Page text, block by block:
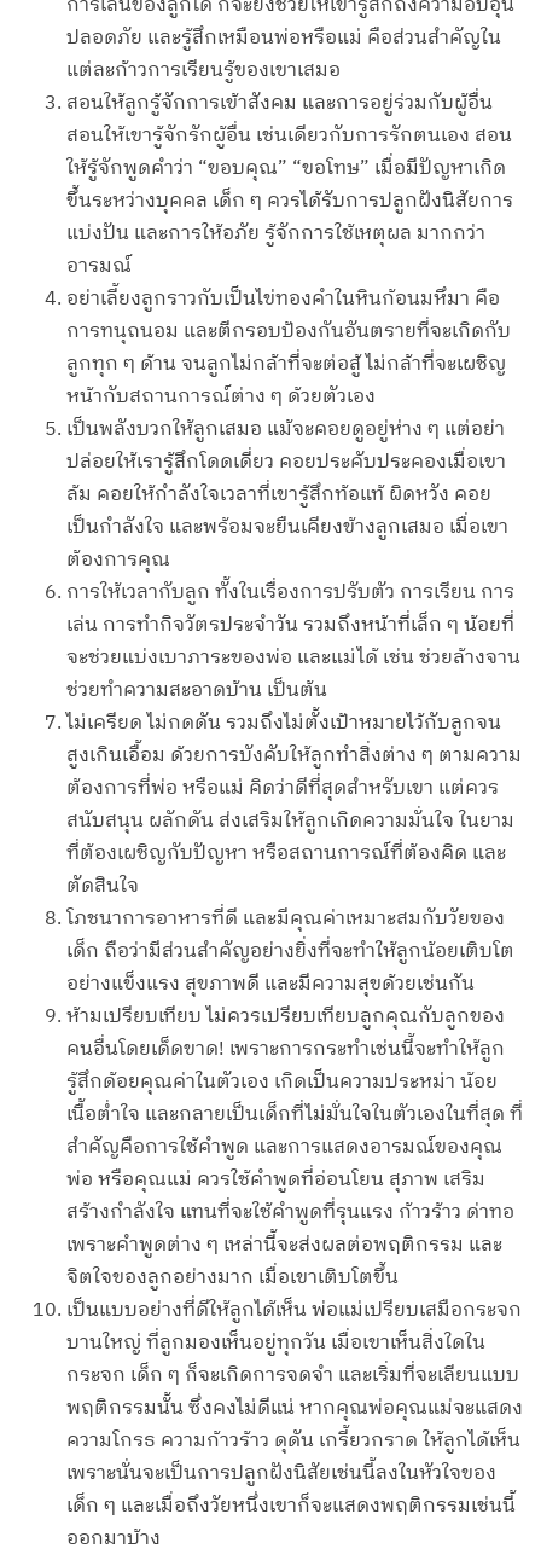
ปลอดภัย และรู้สึกเหมือนพ่อหรือแม่ คือส่วนสำคัญใน
แต่ละก้าวการเรียนรู้ของเขาเสมอ
สอนให้ลูกรู้จักการเข้าสังคม และการอยู่ร่วมกับผู้อื่น
สอนให้เขารู้จักรักผู้อื่น เช่นเดียวกับการรักตนเอง สอน
ให้รู้จักพูดคำว่า “ขอบคุณ” “ขอโทษ” เมื่อมีปัญหาเกิด
ขึ้นระหว่างบุคคล เด็ก ๆ ควรได้รับการปลูกฝังนิสัยการ
แบ่งปัน และการให้อภัย รู้จักการใช้เหตุผล มากกว่า
อารมณ์
อย่าเลี้ยงลูกราวกับเป็นไข่ทองคำในหินก้อนมหึมา คือ
การทนุถนอม และตีกรอบป้องกันอันตรายที่จะเกิดกับ
ลูกทุก ๆ ด้าน จนลูกไม่กล้าที่จะต่อสู้ ไม่กล้าที่จะเผชิญ
หน้ากับสถานการณ์ต่าง ๆ ด้วยตัวเอง
เป็นพลังบวกให้ลูกเสมอ แม้จะคอยดูอยู่ห่าง ๆ แต่อย่า
ปล่อยให้เรารู้สึกโดดเดี่ยว คอยประคับประคองเมื่อเขา
ล้ม คอยให้กำลังใจเวลาที่เขารู้สึกท้อแท้ ผิดหวัง คอย
เป็นกำลังใจ และพร้อมจะยืนเคียงข้างลูกเสมอ เมื่อเขา
ต้องการคุณ
การให้เวลากับลูก ทั้งในเรื่องการปรับตัว การเรียน การ
เล่น การทำกิจวัตรประจำวัน รวมถึงหน้าที่เล็ก ๆ น้อยที่
จะช่วยแบ่งเบาภาระของพ่อ และแม่ได้ เช่น ช่วยล้างจาน
ช่วยทำความสะอาดบ้าน เป็นต้น
ไม่เครียด ไม่กดดัน รวมถึงไม่ตั้งเป้าหมายไว้กับลูกจน
สูงเกินเอื้อม ด้วยการบังคับให้ลูกทำสิ่งต่าง ๆ ตามความ
ต้องการที่พ่อ หรือแม่ คิดว่าดีที่สุดสำหรับเขา แต่ควร
สนับสนุน ผลักดัน ส่งเสริมให้ลูกเกิดความมั่นใจ ในยาม
ที่ต้องเผชิญกับปัญหา หรือสถานการณ์ที่ต้องคิด และ
ตัดสินใจ
โภชนาการอาหารที่ดี และมีคุณค่าเหมาะสมกับวัยของ
เด็ก ถือว่ามีส่วนสำคัญอย่างยิ่งที่จะทำให้ลูกน้อยเติบโต
อย่างแข็งแรง สุขภาพดี และมีความสุขด้วยเช่นกัน
ห้ามเปรียบเทียบ ไม่ควรเปรียบเทียบลูกคุณกับลูกของ
คนอื่นโดยเด็ดขาด! เพราะการกระทำเช่นนี้จะทำให้ลูก
รู้สึกด้อยคุณค่าในตัวเอง เกิดเป็นความประหม่า น้อย
เนื้อต่ำใจ และกลายเป็นเด็กที่ไม่มั่นใจในตัวเองในที่สุด ที่
สำคัญคือการใช้คำพูด และการแสดงอารมณ์ของคุณ
พ่อ หรือคุณแม่ ควรใช้คำพูดที่อ่อนโยน สุภาพ เสริม
สร้างกำลังใจ แทนที่จะใช้คำพูดที่รุนแรง ก้าวร้าว ด่าทอ
เพราะคำพูดต่าง ๆ เหล่านี้จะส่งผลต่อพฤติกรรม และ
จิตใจของลูกอย่างมาก เมื่อเขาเติบโตขึ้น
เป็นแบบอย่างที่ดีให้ลูกได้เห็น พ่อแม่เปรียบเสมือกระจก
บานใหญ่ ที่ลูกมองเห็นอยู่ทุกวัน เมื่อเขาเห็นสิ่งใดใน
กระจก เด็ก ๆ ก็จะเกิดการจดจำ และเริ่มที่จะเลียนแบบ
พฤติกรรมนั้น ซึ่งคงไม่ดีแน่ หากคุณพ่อคุณแม่จะแสดง
ความโกรธ ความก้าวร้าว ดุดัน เกรี้ยวกราด ให้ลูกได้เห็น
เพราะนั่นจะเป็นการปลูกฝังนิสัยเช่นนี้ลงในหัวใจของ
เด็ก ๆ และเมื่อถึงวัยหนึ่งเขาก็จะแสดงพฤติกรรมเช่นนี้
ออกมาบ้าง